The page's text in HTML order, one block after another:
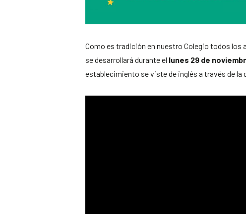
Como es tradición en nuestro Colegio todos los
se desarrollará durante el lunes 29 de
establecimiento se viste de inglés a través de la